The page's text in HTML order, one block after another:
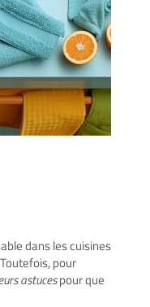
dans les cuisines
pour
astucespour que